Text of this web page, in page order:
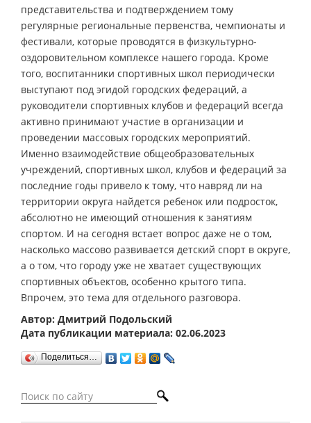
представительства и подтверждением тому
регулярные региональные первенства, чемпионаты и
фестивали, которые проводятся в физкультурно-
оздоровительном комплексе нашего города. Кроме
того, воспитанники спортивных школ периодически
выступают под эгидой городских федераций, а
руководители спортивных клубов и федераций всегда
активно принимают участие в организации и
проведении массовых городских мероприятий.
Именно взаимодействие общеобразовательных
учреждений, спортивных школ, клубов и федераций за
последние годы привело к тому, что навряд ли на
территории округа найдется ребенок или подросток,
абсолютно не имеющий отношения к занятиям
спортом. И на сегодня встает вопрос даже не о том,
насколько массово развивается детский спорт в округе,
а о том, что городу уже не хватает существующих
спортивных объектов, особенно крытого типа.
Впрочем, это тема для отдельного разговора.
Автор: Дмитрий Подольский
Дата публикации материала: 02.06.2023
Поделиться…